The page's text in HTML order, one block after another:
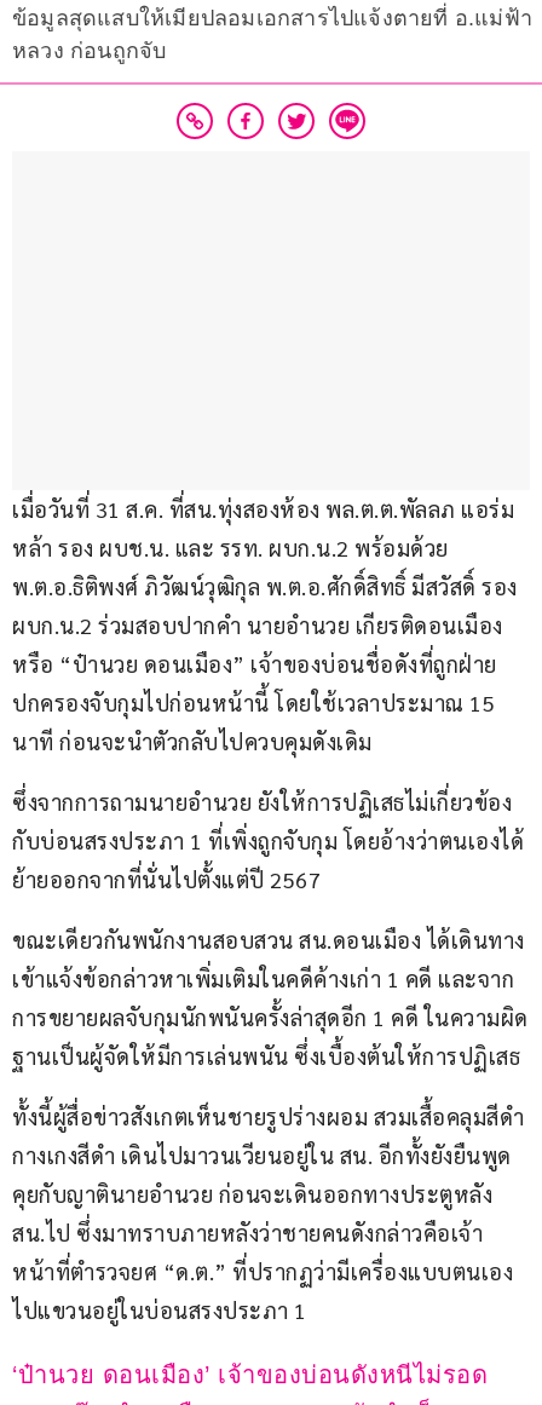
ข้อมูลสุดแสบให้เมียปลอมเอกสารไปแจ้งตายที่ อ.แม่ฟ้า
หลวง ก่อนถูกจับ
เมื่อวันที่ 31 ส.ค. ที่สน.ทุ่งสองห้อง พล.ต.ต.พัลลภ แอร่ม
หล้า รอง ผบช.น. และ รรท. ผบก.น.2 พร้อมด้วย
พ.ต.อ.ธิติพงศ์ ภิวัฒน์วุฒิกุล พ.ต.อ.ศักดิ์สิทธิ์ มีสวัสดิ์ รอง
ผบก.น.2 ร่วมสอบปากคำ นายอำนวย เกียรติดอนเมือง
หรือ “ป๋านวย ดอนเมือง” เจ้าของบ่อนชื่อดังที่ถูกฝ่าย
ปกครองจับกุมไปก่อนหน้านี้ โดยใช้เวลาประมาณ 15
นาที ก่อนจะนำตัวกลับไปควบคุมดังเดิม
ซึ่งจากการถามนายอำนวย ยังให้การปฏิเสธไม่เกี่ยวข้อง
กับบ่อนสรงประภา 1 ที่เพิ่งถูกจับกุม โดยอ้างว่าตนเองได้
ย้ายออกจากที่นั่นไปตั้งแต่ปี 2567
ขณะเดียวกันพนักงานสอบสวน สน.ดอนเมือง ได้เดินทาง
เข้าแจ้งข้อกล่าวหาเพิ่มเติมในคดีค้างเก่า 1 คดี และจาก
การขยายผลจับกุมนักพนันครั้งล่าสุดอีก 1 คดี ในความผิด
ฐานเป็นผู้จัดให้มีการเล่นพนัน ซึ่งเบื้องต้นให้การปฏิเสธ
ทั้งนี้ผู้สื่อข่าวสังเกตเห็นชายรูปร่างผอม สวมเสื้อคลุมสีดำ
กางเกงสีดำ เดินไปมาวนเวียนอยู่ใน สน. อีกทั้งยังยืนพูด
คุยกับญาตินายอำนวย ก่อนจะเดินออกทางประตูหลัง
สน.ไป ซึ่งมาทราบภายหลังว่าชายคนดังกล่าวคือเจ้า
หน้าที่ตำรวจยศ “ด.ต.” ที่ปรากฏว่ามีเครื่องแบบตนเอง
ไปแขวนอยู่ในบ่อนสรงประภา 1
‘ป๋านวย ดอนเมือง’ เจ้าของบ่อนดังหนีไม่รอด